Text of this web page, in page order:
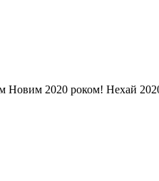
Новим 2020 роком! Нехай